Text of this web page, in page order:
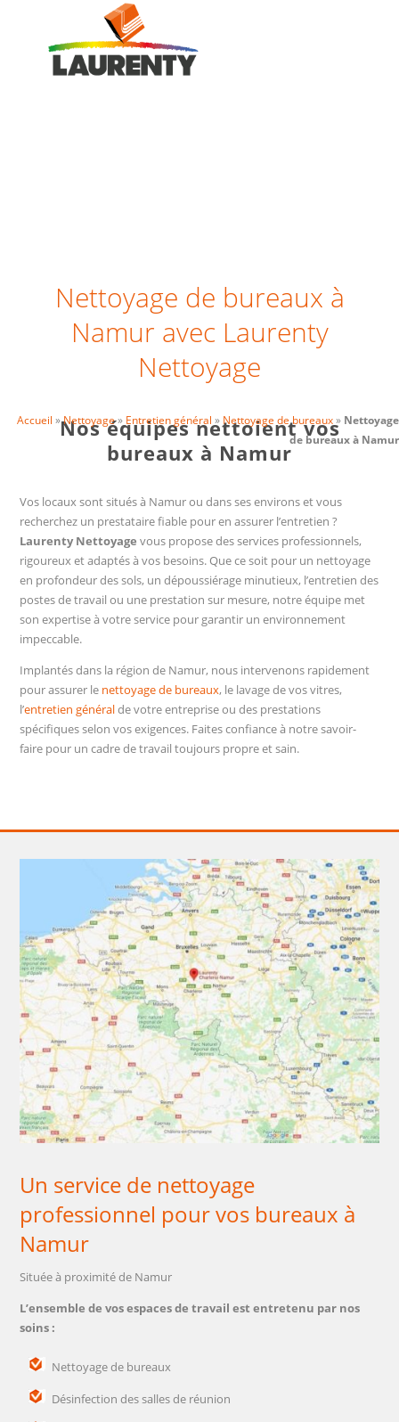
Accueil »Nettoyage» Entretien général » Nettoyage de bureaux» Nettoyage
de bureaux à Namur
Nettoyage de bureaux à
Namur avec Laurenty
Nettoyage
Nos équipes nettoient vos
bureaux à Namur
Vos locaux sont situés à Namur ou dans ses environs et vous
recherchez un prestataire fiable pour en assurer l’entretien ?
Laurenty Nettoyage vous propose des services professionnels,
rigoureux et adaptés à vos besoins. Que ce soit pour un nettoyage
en profondeur des sols, un dépoussiérage minutieux, l’entretien des
postes de travail ou une prestation sur mesure, notre équipe met
son expertise à votre service pour garantir un environnement
impeccable.
Implantés dans la région de Namur, nous intervenons rapidement
pour assurer le nettoyage de bureaux, le lavage de vos vitres,
l’entretien généralde votre entreprise ou des prestations
spécifiques selon vos exigences. Faites confiance à notre savoir-
faire pour un cadre de travail toujours propre et sain.
Un service de nettoyage
professionnel pour vos bureaux à
Namur
Située à proximité de Namur
L’ensemble de vos espaces de travail est entretenu par nos
soins :
Nettoyage de bureaux
Désinfection des salles de réunion